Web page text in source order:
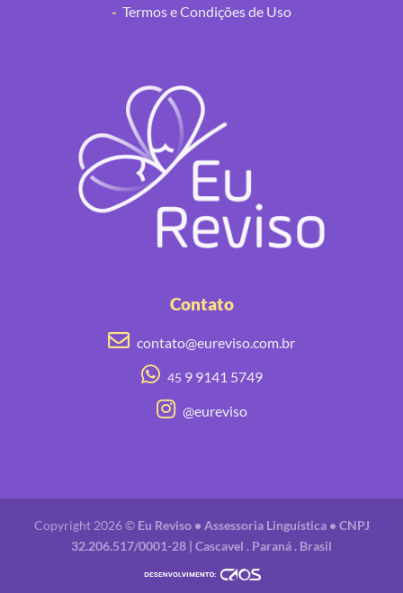
- Termos e Condições de Uso
Contato
contato@eureviso.com.br
45 9 9141 5749
@eureviso
Copyright 2026 © Eu Reviso • Assessoria Linguística • CNPJ
32.206.517/0001-28 | Cascavel . Paraná . Brasil